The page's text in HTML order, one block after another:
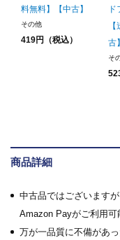
料無料】【中古】
その他
419円（税込）
古】
そ
商品詳細
中古品ではございます
Amazon Payがご利用可
万が一品質に不備があ